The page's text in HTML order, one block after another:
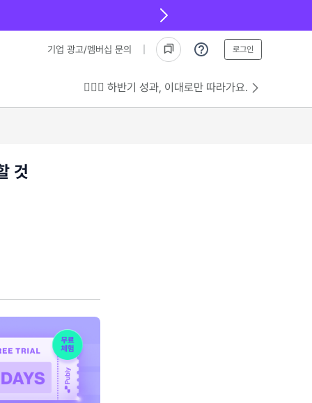
기업 광고/멤버십 문의 로그인
💁🏻‍♂️ 하반기 성과, 이대로만 따라가요.
것